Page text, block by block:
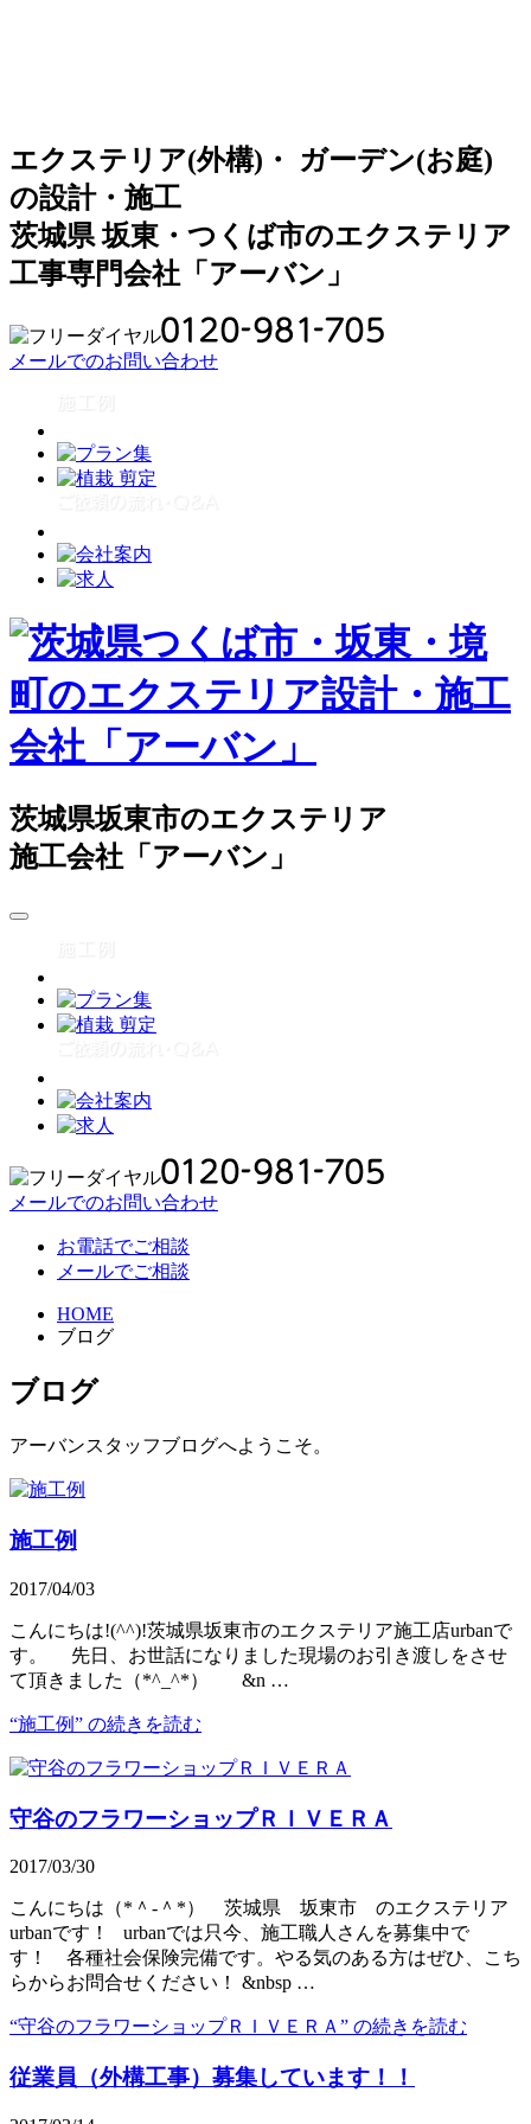
エクステリア(外構)・ ガーデン(お庭)
の設計・施工
茨城県 坂東・つくば市のエクステリア
工事専門会社「アーバン」
メールでのお問い合わせ
茨城県坂東市のエクステリア
施工会社「アーバン」
メールでのお問い合わせ
お電話でご相談
メールでご相談
HOME
ブログ
ブログ
アーバンスタッフブログへようこそ。
施工例
2017/04/03
こんにちは!(^^)!茨城県坂東市のエクステリア施工店urbanで
す。 先日、お世話になりました現場のお引き渡しをさせ
て頂きました（*^_^*） &n …
“施工例” の続きを読む
守谷のフラワーショップＲＩＶＥＲＡ
2017/03/30
こんにちは（*＾-＾*） 茨城県 坂東市 のエクステリア
urbanです！ urbanでは只今、施工職人さんを募集中で
す！ 各種社会保険完備です。やる気のある方はぜひ、こち
らからお問合せください！ &nbsp …
“守谷のフラワーショップＲＩＶＥＲＡ” の続きを読む
従業員（外構工事）募集しています！！